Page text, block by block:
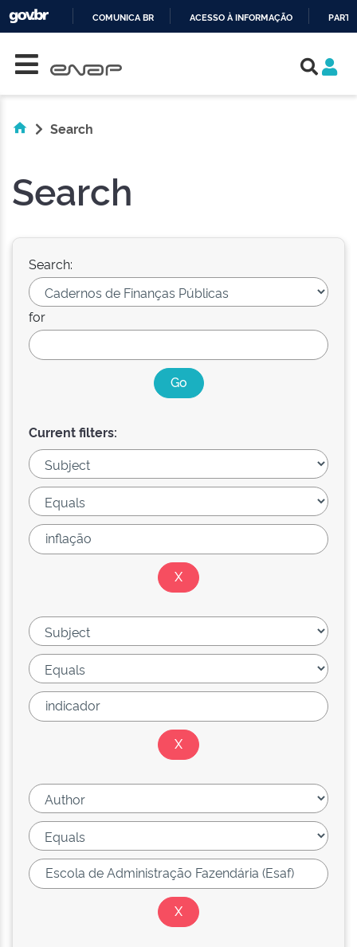
COMUNICA BR ACESSO À INFORMAÇÃO
Search
Search
Search:
for
Current filters: